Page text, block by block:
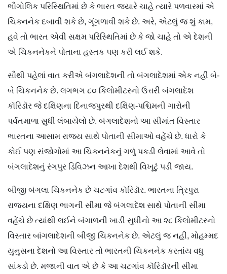
ભૌગોલિક પરિસ્થિતિમાં છે કે ભારત જ્યારે ચાહે ત્યારે પળવારમાં એ
ચિકનનેક દબાવી શકે છે, ગૂંગળાવી શકે છે. અરે, એટલું જ શું કામ,
હવે તો ભારત એવી સક્ષમ પરિસ્થિતિમાં છે કે જો ચાહે તો એ દેશની
એ ચિકનનેકને પોતાના હસ્તક પણ કરી લઈ શકે.
સૌથી પહેલાં વાત કરીએ બંગલાદેશની તો બંગલાદેશમાં એક નહીં બે-
બે ચિકનનેક છે. લગભગ ૮૦ કિલોમીટરનો ઉત્તરી બંગલાદેશ
કૉરિડૉર જે દક્ષિણના દિનાજપુરથી દક્ષિણ-પશ્ચિમની ગારોની
પર્વતમાળા સુધી લંબાયેલો છે. બંગલાદેશનો આ સીમાંત વિસ્તાર
ભારતના આસામ રાજ્ય સાથે પોતાની સીમાઓ વહેંચે છે. ધારો કે
કોઈ પણ સંજોગોમાં આ ચિકનનેકનું ગળું પકડી લેવામાં આવે તો
બંગલાદેશનું રંગપુર ડિવિઝન આખા દેશથી વિખૂટું પડી જાય.
બીજી બંગલા ચિકનનેક છે ચટગાંવ કૉરિડૉર. ભારતના ત્રિપુરા
રાજ્યના દક્ષિણ ભાગની સીમા જે બંગલાદેશ સાથે પોતાની સીમા
વહેંચે છે ત્યાંથી લઈને બંગાળની ખાડી સુધીનો આ ૨૮ કિલોમીટરનો
વિસ્તાર બાંગલાદેશની બીજી ચિકનનેક છે. એટલું જ નહીં, મોહમ્મદ
યુનુસના દેશનો આ વિસ્તાર તો ભારતની ચિકનનેક કરતાંય વધુ
સાંકડો છે. મજાની વાત એ છે કે આ ચટગાંવ કૉરિડૉરની સીમા